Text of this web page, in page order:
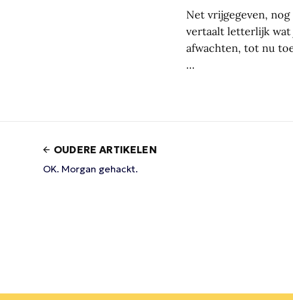
Net vrijgegeven,
vertaalt letterlijk wat
afwachten, tot nu
…
OUDERE ARTIKELEN
OK. Morgan gehackt.